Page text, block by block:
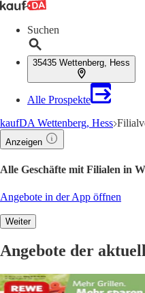
Suchen
35435 Wettenberg, Hess
Alle Prospekte
kaufDA Wettenberg, Hess
Anzeigen
Alle Geschäfte mit Filialen in
Angebote in der App öffnen
Weiter
Angebote der